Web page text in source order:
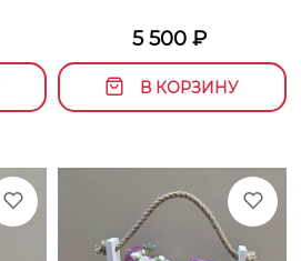
5 500 ₽
В КОРЗИНУ